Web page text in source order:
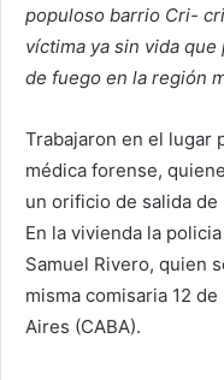
populoso barrio Cri-
víctima ya sin vida que
de fuego en la región
Trabajaron en el lugar
médica forense,
un orificio de salida
En la vivienda la
Samuel Rivero, quien
misma comisaria 12
Aires (CABA).